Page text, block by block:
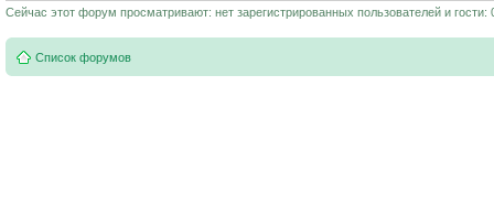
Сейчас этот форум просматривают: нет зарегистрированных пользователей и гости:
Список форумов